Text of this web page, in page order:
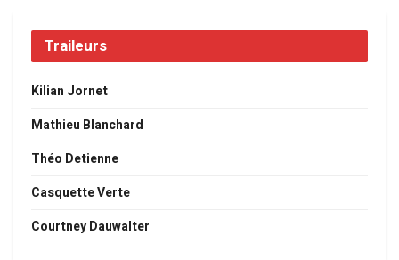
Traileurs
Kilian Jornet
Mathieu Blanchard
Théo Detienne
Casquette Verte
Courtney Dauwalter